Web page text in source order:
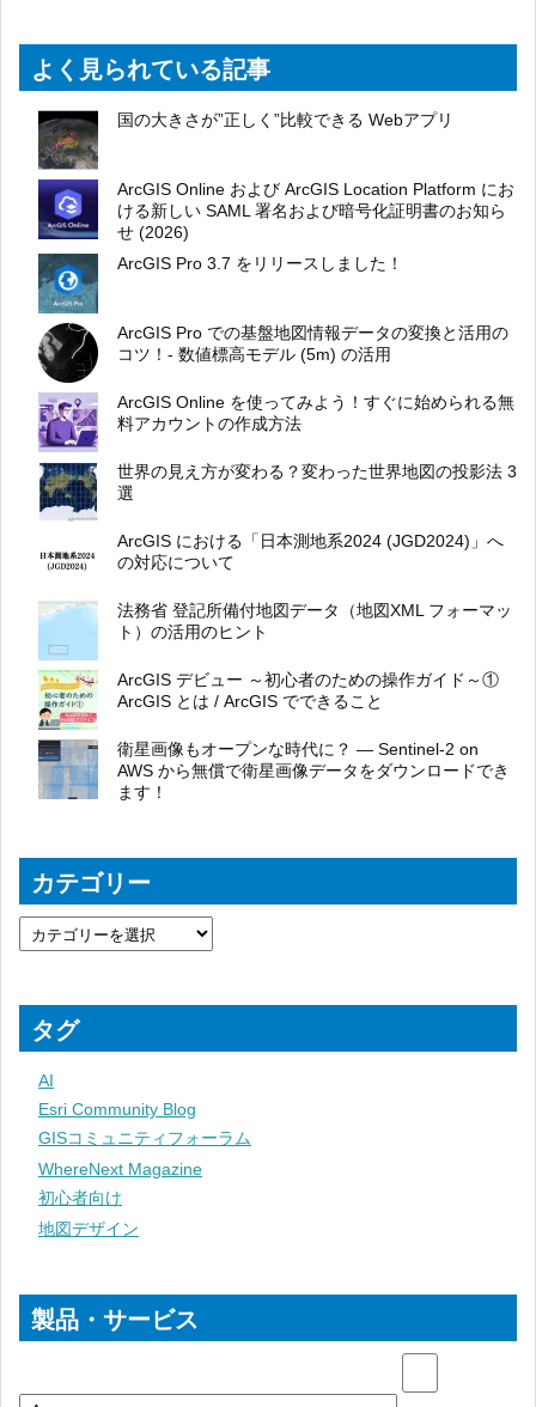
よく見られている記事
国の大きさが”正しく”比較できる Webアプリ
ArcGIS Online および ArcGIS Location Platform にお
ける新しい SAML 署名および暗号化証明書のお知ら
せ (2026)
ArcGIS Pro 3.7 をリリースしました！
ArcGIS Pro での基盤地図情報データの変換と活用の
コツ！- 数値標高モデル (5m) の活用
ArcGIS Online を使ってみよう！すぐに始められる無
料アカウントの作成方法
世界の見え方が変わる？変わった世界地図の投影法 3
選
ArcGIS における「日本測地系2024 (JGD2024)」へ
の対応について
法務省 登記所備付地図データ（地図XML フォーマッ
ト）の活用のヒント
ArcGIS デビュー ～初心者のための操作ガイド～①
ArcGIS とは / ArcGIS でできること
衛星画像もオープンな時代に？ ― Sentinel-2 on
AWS から無償で衛星画像データをダウンロードでき
ます！
カテゴリー
タグ
AI
Esri Community Blog
GISコミュニティフォーラム
WhereNext Magazine
初心者向け
地図デザイン
製品・サービス